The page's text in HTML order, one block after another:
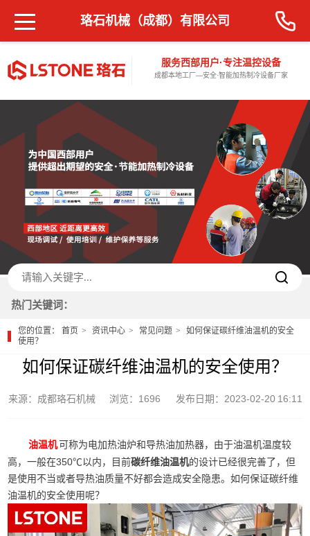
服务西部用户·专注温控设备
成都本地工厂—安全·智能加热制冷设备厂家
珞石机械（成都）有限公司
热门关键词：
您的位置：首页 资讯中心 常见问题
如何保证碳纤维油温机的安全
使用？
如何保证碳纤维油温机的安全使用？
来源：成都珞石机械 浏览：1696 发布日期：2023-02-20 16:11
油温机可称为电加热油炉和导热油加热器，由于油温机温度较
高，一般在350℃以内，目前碳纤维油温机的设计已经很完善了，但
是使用不当或者导热油质量不好都会造成安全隐患。如何保证碳纤维
油温机的安全使用呢？